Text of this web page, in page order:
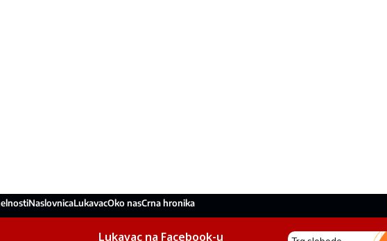
NaslovnicaLukavacOko nasCrna hronika
Lukavac na Facebook-u